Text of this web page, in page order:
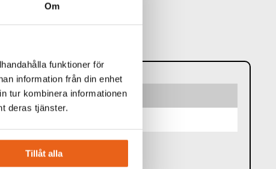
Om
funktioner för
information från din enhet
tur kombinera informationen
deras tjänster.
Tillåt alla